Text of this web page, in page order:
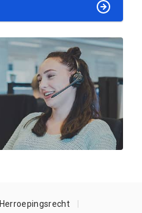
Herroepingsrecht